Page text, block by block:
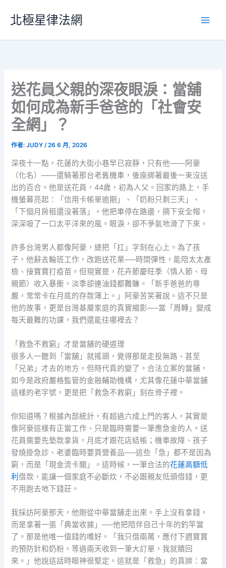
要
北極星律法網
送花員父親的深夜眼淚：當舖
如何成為新手爸爸的「社會安
全網」？
作者:JUDY/26 6 月, 2026
深夜十一點，花蓮的大街小巷早已寂靜，只有他——阿豪
（化名）——還騎著那台老舊機車，後座綁著最後一束沒送
出的百合。他是送花員，44歲，初為人父。回家的路上，手
機螢幕亮起：「信用卡帳單逾期」、「奶粉只剩三天」、
「下個月房租還沒著落」。他把車停在路邊，摘下安全帽，
深深吸了一口太平洋來的風。眼淚，卻不爭氣地滑了下來。
許多台灣男人都像阿豪，總把「扛」字刻在心上。為了孩
子，他辭去輪班工作，改跑送花業──時間彈性，能陪太太產
檢、接寶寶打疫苗。但現實是，花卉節慶旺季（情人節、母
親節）收入暴衝，淡季卻連油錢都難賺。「新手爸爸的尊
嚴，常常卡在月底的存款簿上。」阿豪苦笑著說。這不只是
他的故事，更是台灣基層家庭的真實縮影──當「周轉」變成
每天最難的功課，我們還能往哪裡去？
「救急不救窮」才是當舖的硬道理
很多人一聽到「當舖」就搖頭，覺得那是走投無路、甚至
「兄弟」才去的地方。但時代真的變了。合法立案的當舖，
如今是政府嚴格監管的金融輔助機構，尤其像花蓮中華當舖
這樣的老字號，更是把「救急不救窮」刻在骨子裡。
你知道嗎？根據內部統計，有超過六成上門的客人，其實是
像阿豪這樣有正當工作、只是臨時需要一筆應急金的人。送
花員需要先墊款拿貨，月底才跟花店結帳；機車故障、孩子
發燒掛急診、老婆臨時要買營養品──這些「急」都不是因為
窮，而是「現金流卡關」。這時候，一筆合法的花蓮高額低
利借款，能讓一個家庭不必斷炊，不必跟親友低頭借錢，更
不用跑去地下錢莊。
我採訪阿豪那天，他剛從中華當舖走出來。手上沒有拿錢，
而是拿著一張「典當收據」──他把陪伴自己十年的釣竿當
了。那是他唯一值錢的嗜好。「我只借兩萬，應付下週寶寶
的預防針和奶粉。等過兩天收到一筆大訂單，我就贖回
來。」他說這話時眼神很堅定。這就是「救急」的真諦：當